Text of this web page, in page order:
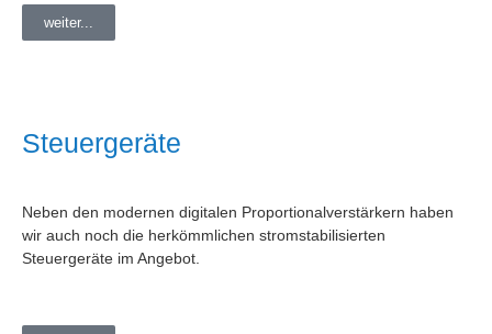
weiter...
Steuergeräte
Neben den modernen digitalen Proportionalverstärkern haben
wir auch noch die herkömmlichen stromstabilisierten
Steuergeräte im Angebot.